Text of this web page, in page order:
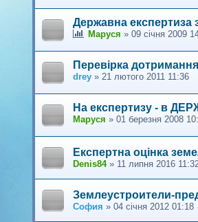
Державна експертиза
Маруся » 09 січня 2009
Перевiрка
drey » 21 лютого 2011 11:36
На експертизу - в
Маруся » 01 березня 2008
Експертна оцінка
Denis84» 11 липня 2016
Землеустроители-
София » 04 січня 2012 01:18